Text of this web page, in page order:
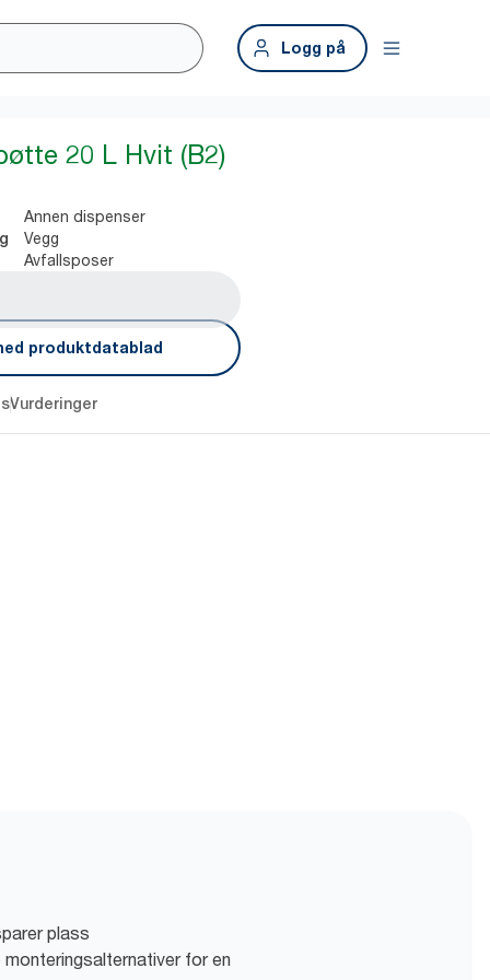
Logg på
20 L Hvit (B2)
Annen dispenser
Vegg
Avfallsposer
produktdatablad
Vurderinger
plass
for en